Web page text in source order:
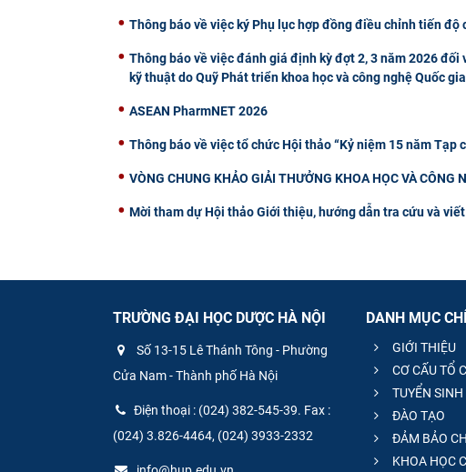
Thông báo về việc ký Phụ lục hợp đồng điều chỉnh tiến độ
Thông báo về việc đánh giá định kỳ đợt 2, 3 năm 2026
kỹ thuật do Quỹ Phát triển khoa học và công nghệ Quốc
ASEAN PharmNET 2026
Thông báo về việc tổ chức Hội thảo “Kỷ niệm 15 năm Tạp
VÒNG CHUNG KHẢO GIẢI THƯỞNG KHOA HỌC VÀ
Mời tham dự Hội thảo Giới thiệu, hướng dẫn tra cứu và
TRƯỜNG ĐẠI HỌC DƯỢC HÀ NỘI
Số 13-15 Lê Thánh Tông - Phường
Cửa Nam - Thành phố Hà Nội
Điện thoại : (024) 382-545-39. Fax :
(024) 3.826-4464, (024) 3933-2332
DANH MỤC
GIỚI THIỆU
CƠ CẤU TỔ
TUYỂN SINH
ĐÀO TẠO
ĐẢM BẢO
KHOA HỌC